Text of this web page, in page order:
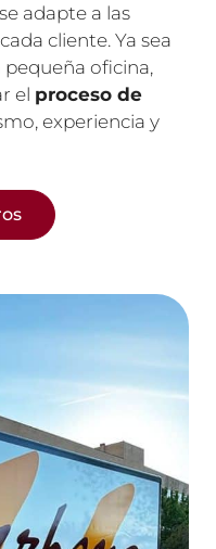
adapte a las
cliente. Ya sea
oficina,
el proceso de
experiencia y